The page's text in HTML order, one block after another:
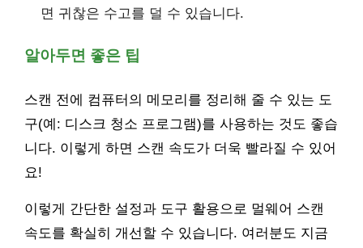
면 귀찮은 수고를 덜 수 있습니다.
알아두면 좋은 팁
스캔 전에 컴퓨터의 메모리를 정리해 줄 수 있는 도
구(예: 디스크 청소 프로그램)를 사용하는 것도 좋습
니다. 이렇게 하면 스캔 속도가 더욱 빨라질 수 있어
요!
이렇게 간단한 설정과 도구 활용으로 멀웨어 스캔
속도를 확실히 개선할 수 있습니다. 여러분도 지금